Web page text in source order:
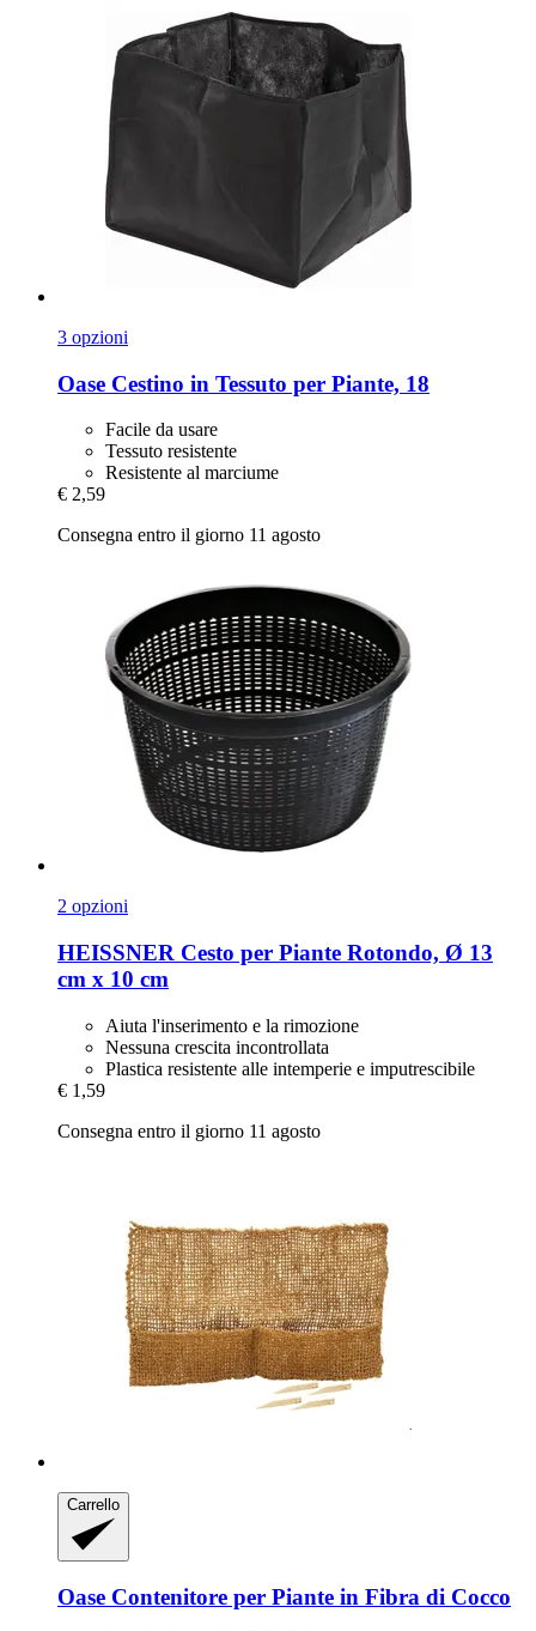
3 opzioni
Oase Cestino in Tessuto per Piante, 18
Facile da usare
Tessuto resistente
Resistente al marciume
€ 2,59
Consegna entro il giorno 11 agosto
2 opzioni
HEISSNER Cesto per Piante Rotondo, Ø 13
cm x 10 cm
Aiuta l'inserimento e la rimozione
Nessuna crescita incontrollata
Plastica resistente alle intemperie e imputrescibile
€ 1,59
Consegna entro il giorno 11 agosto
Carrello
Oase Contenitore per Piante in Fibra di Cocco